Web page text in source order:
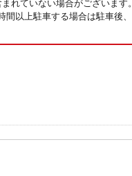
れていない場合がございます。
以上駐車する場合は駐車後、